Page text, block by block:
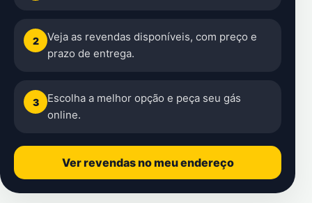
2
Veja as revendas disponíveis, com preço e
prazo de entrega.
3
Escolha a melhor opção e peça seu gás
online.
Ver revendas no meu endereço